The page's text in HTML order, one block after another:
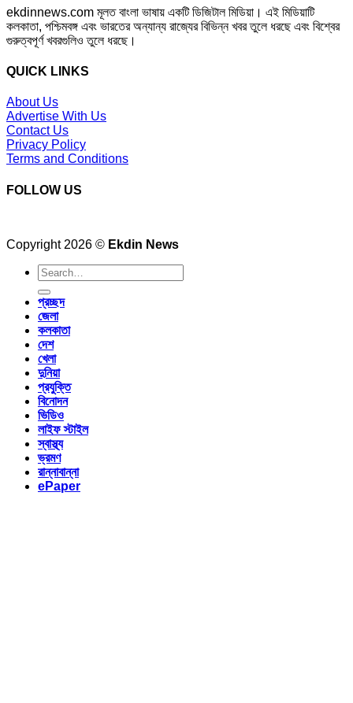
ekdinnews.com মূলত বাংলা ভাষায় একটি ডিজিটাল মিডিয়া। এই মিডিয়াটি
কলকাতা, পশ্চিমবঙ্গ এবং ভারতের অন্যান্য রাজ্যের বিভিন্ন খবর তুলে ধরছে এবং বিশ্বের
গুরুত্বপূর্ণ খবরগুলিও তুলে ধরছে।
QUICK LINKS
About Us
Advertise With Us
Contact Us
Privacy Policy
Terms and Conditions
FOLLOW US
Copyright 2026 © Ekdin News
প্রচ্ছদ
জেলা
কলকাতা
দেশ
খেলা
দুনিয়া
প্রযুক্তি
বিনোদন
ভিডিও
লাইফ স্টাইল
স্বাস্থ্য
ভ্রমণ
রান্নাবান্না
ePaper